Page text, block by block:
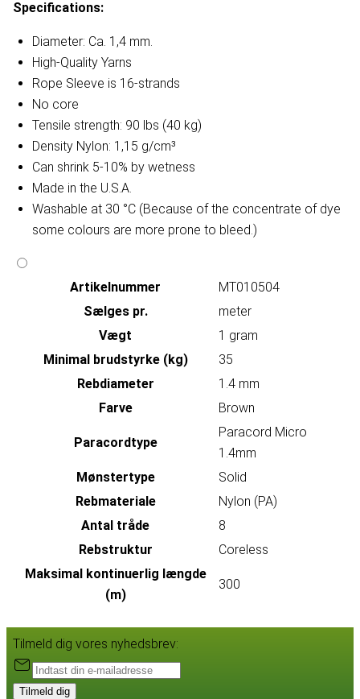
Specifications:
Diameter: Ca. 1,4 mm.
High-Quality Yarns
Rope Sleeve is 16-strands
No core
Tensile strength: 90 lbs (40 kg)
Density Nylon: 1,15 g/cm³
Can shrink 5-10% by wetness
Made in the U.S.A.
Washable at 30 °C (Because of the concentrate of dye
some colours are more prone to bleed.)
Artikelnummer
MT010504
Sælges pr.
meter
Vægt
1 gram
Minimal brudstyrke (kg)
35
Rebdiameter
1.4 mm
Farve
Brown
Paracordtype
Paracord Micro
1.4mm
Mønstertype
Solid
Rebmateriale
Nylon (PA)
Antal tråde
8
Rebstruktur
Coreless
Maksimal kontinuerlig længde
(m)
300
Tilmeld dig vores nyhedsbrev:
Tilmeld dig